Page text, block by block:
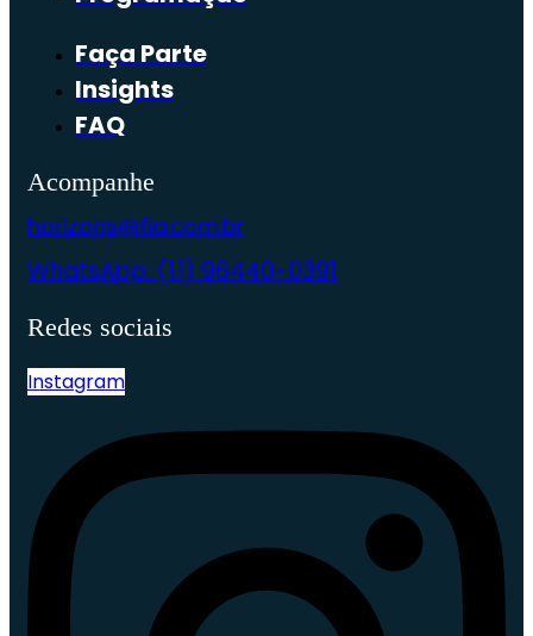
Faça Parte
Insights
FAQ
Acompanhe
horizons@fia.com.br
WhatsApp: (11) 96440-0391
Redes sociais
Instagram